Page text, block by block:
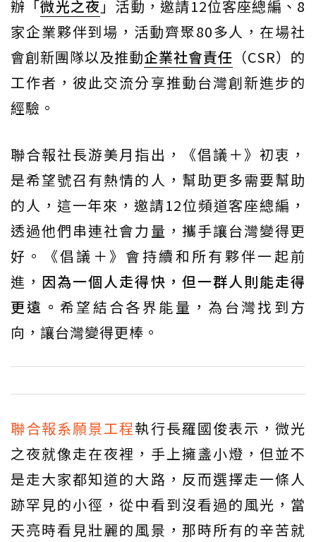
辦「微光之夜 」活動，邀請12位客座總編、8
家企業夥伴到場，活動齊聚80多人，在場社
會創新團隊以及推動企業社會責任 （CSR）的
工作者，彼此交流分享推動台灣創新進步的
經驗。
聯合報社長游美月指出，《倡議＋》初衷，
是希望號召有熱情的人，幫助更多需要幫助
的人，這一年來，邀請12位頻道客座總編，
透過他們串連社會力量，攜手讓台灣變得更
好。《倡議＋》會持續和所有夥伴一起前
進， 因為一個人走得快，但一群人則能走得
更遠。希望結合各界能量，為台灣找到方
向，讓台灣變得更棒。
聯合報系願景工程執行長羅國俊表示，微光
之夜就像走在夜裡，手上擁盞小燈，但並不
是走大家都知道的大路，反而選擇走一條人
跡罕見的小徑，從中看到沒看過的風光，當
天亮時看見壯麗的風景，那時所有的辛苦就